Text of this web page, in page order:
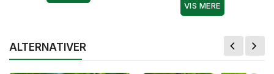
VIS MERE
ALTERNATIVER